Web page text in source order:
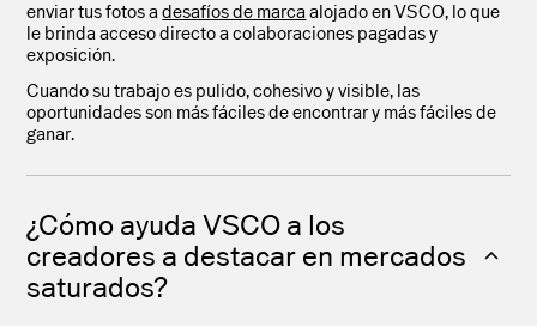
enviar tus fotos adesafíos de marcaalojado en VSCO, lo que
le brinda acceso directo a colaboraciones pagadas y
exposición.
Cuando su trabajo es pulido, cohesivo y visible, las
oportunidades son más fáciles de encontrar y más fáciles de
ganar.
¿Cómo ayuda VSCO a los
creadores a destacar en mercados
saturados?